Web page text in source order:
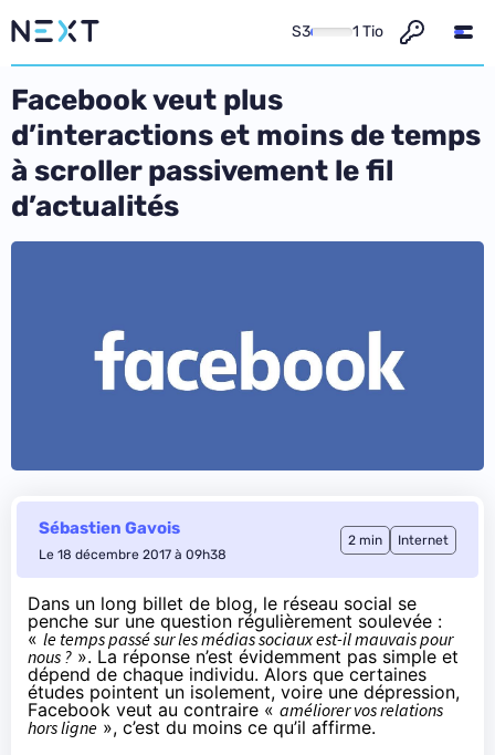
S3 1 Tio
Facebook veut plus
d’interactions et moins de temps
à scroller passivement le fil
d’actualités
Sébastien Gavois
Le 18 décembre 2017 à 09h38
2 min Internet
Dans un long billet de blog, le réseau social se
penche sur une question régulièrement soulevée :
« le temps passé sur les médias sociaux est-il mauvais pour
nous ? ». La réponse n’est évidemment pas simple et
dépend de chaque individu. Alors que certaines
études pointent un isolement, voire une dépression,
Facebook veut au contraire « améliorer vos relations
horsligne », c’est du moins ce qu’il affirme.